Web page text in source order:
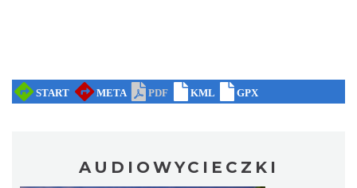
AUDIOWYCIECZKI